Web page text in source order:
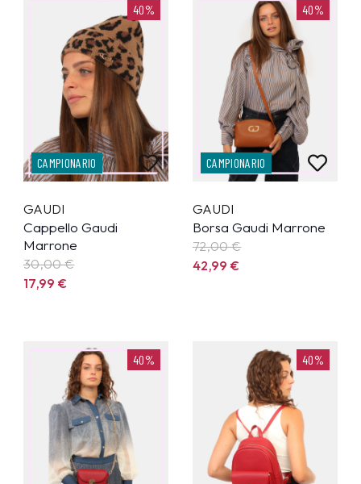
40%
CAMPIONARIO
GAUDI
Cappello Gaudi
Marrone
30,00 €
17,99€
40%
CAMPIONARIO
GAUDI
Borsa Gaudi Marrone
72,00 €
42,99€
40% 40%